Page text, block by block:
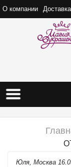
О компании Доставка
Юля, Москва